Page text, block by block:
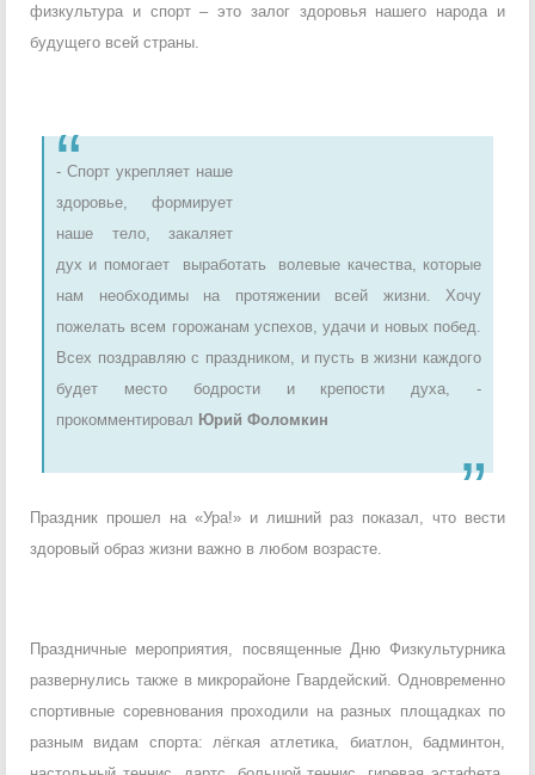
физкультура и спорт – это залог здоровья нашего народа и
будущего всей страны.
- Спорт укрепляет наше
здоровье, формирует
наше тело, закаляет
дух и помогает выработать волевые качества, которые
нам необходимы на протяжении всей жизни. Хочу
пожелать всем горожанам успехов, удачи и новых побед.
Всех поздравляю с праздником, и пусть в жизни каждого
будет место бодрости и крепости духа, -
прокомментировал Юрий Фоломкин
Праздник прошел на «Ура!» и лишний раз показал, что вести
здоровый образ жизни важно в любом возрасте.
Праздничные мероприятия, посвященные Дню Физкультурника
развернулись также в микрорайоне Гвардейский. Одновременно
спортивные соревнования проходили на разных площадках по
разным видам спорта: лёгкая атлетика, биатлон, бадминтон,